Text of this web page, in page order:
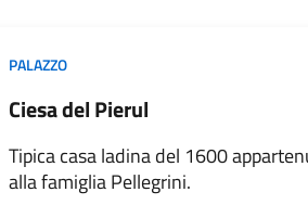
PALAZZO
Ciesa del Pierul
Tipica casa ladina del 1600
alla famiglia Pellegrini.